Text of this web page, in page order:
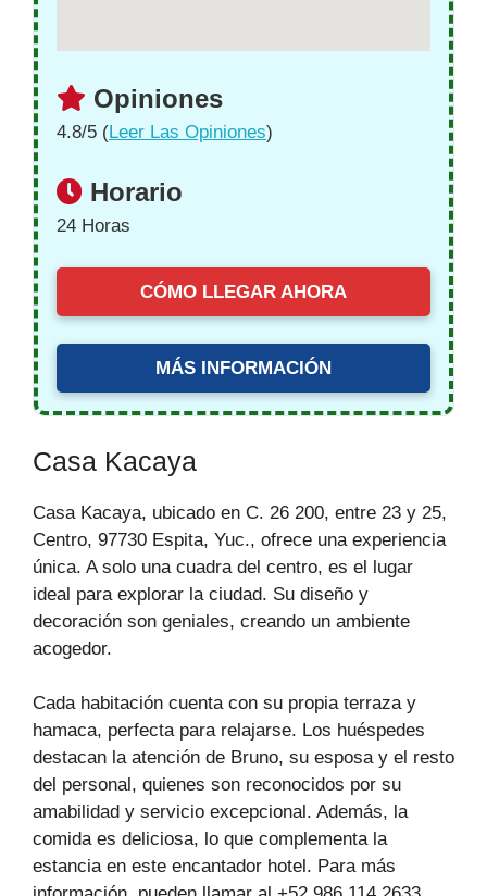
Opiniones
4.8/5 (Leer Las Opiniones)
Horario
24 Horas
CÓMO LLEGAR AHORA
MÁS INFORMACIÓN
Casa Kacaya
Casa Kacaya, ubicado en C. 26 200, entre 23 y 25,
Centro, 97730 Espita, Yuc., ofrece una experiencia
única. A solo una cuadra del centro, es el lugar
ideal para explorar la ciudad. Su diseño y
decoración son geniales, creando un ambiente
acogedor.
Cada habitación cuenta con su propia terraza y
hamaca, perfecta para relajarse. Los huéspedes
destacan la atención de Bruno, su esposa y el resto
del personal, quienes son reconocidos por su
amabilidad y servicio excepcional. Además, la
comida es deliciosa, lo que complementa la
estancia en este encantador hotel. Para más